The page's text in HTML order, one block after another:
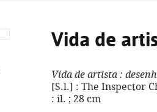
Vida de
Vida de artista :
[S.l.] : The Inspector
: il. ; 28 cm